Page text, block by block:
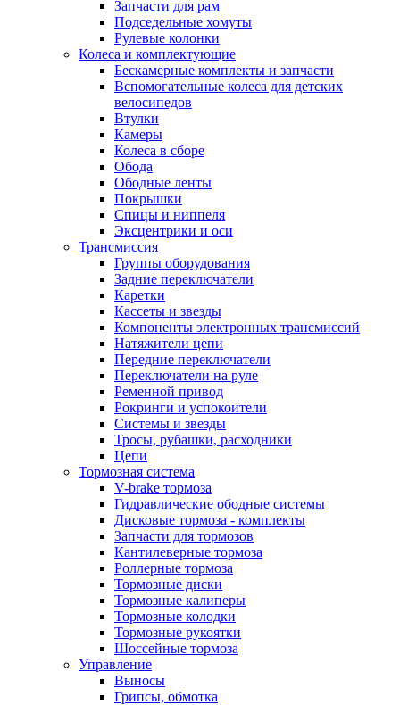
Запчасти для рам
Подседельные хомуты
Рулевые колонки
Колеса и комплектующие
Бескамерные комплекты и запчасти
Вспомогательные колеса для детских
велосипедов
Втулки
Камеры
Колеса в сборе
Обода
Ободные ленты
Покрышки
Спицы и ниппеля
Эксцентрики и оси
Трансмиссия
Группы оборудования
Задние переключатели
Каретки
Кассеты и звезды
Компоненты электронных трансмиссий
Натяжители цепи
Передние переключатели
Переключатели на руле
Ременной привод
Рокринги и успокоители
Системы и звезды
Тросы, рубашки, расходники
Цепи
Тормозная система
V-brake тормоза
Гидравлические ободные системы
Дисковые тормоза - комплекты
Запчасти для тормозов
Кантилеверные тормоза
Роллерные тормоза
Тормозные диски
Тормозные калиперы
Тормозные колодки
Тормозные рукоятки
Шоссейные тормоза
Управление
Выносы
Грипсы, обмотка